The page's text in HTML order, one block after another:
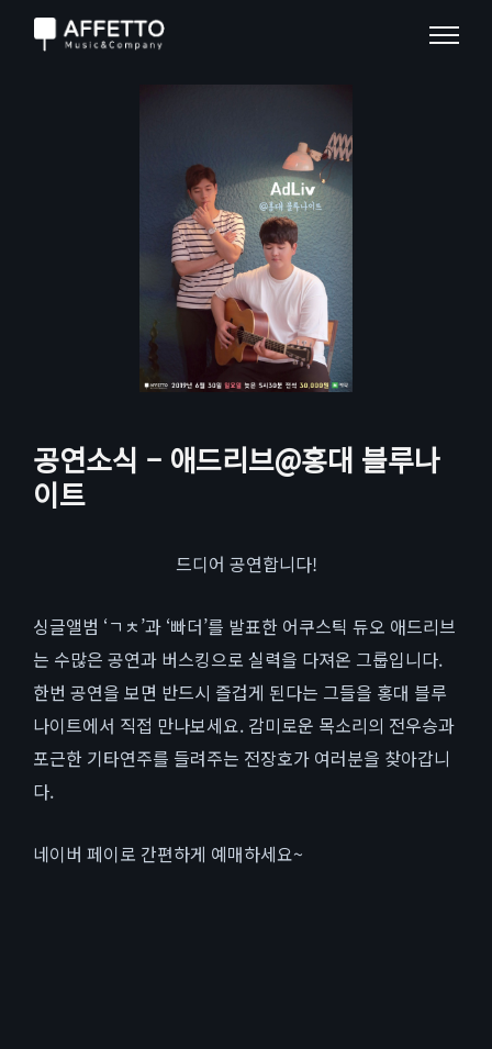
공연소식 – 애드리브@홍대 블루나
이트
드디어 공연합니다!
싱글앨범 ‘ㄱㅊ’과 ‘빠더’를 발표한 어쿠스틱 듀오 애드리브
는 수많은 공연과 버스킹으로 실력을 다져온 그룹입니다.
한번 공연을 보면 반드시 즐겁게 된다는 그들을 홍대 블루
나이트에서 직접 만나보세요. 감미로운 목소리의 전우승과
포근한 기타연주를 들려주는 전장호가 여러분을 찾아갑니
다.
네이버 페이로 간편하게 예매하세요~